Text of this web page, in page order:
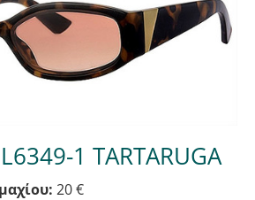
1 TARTARUGA
20 €